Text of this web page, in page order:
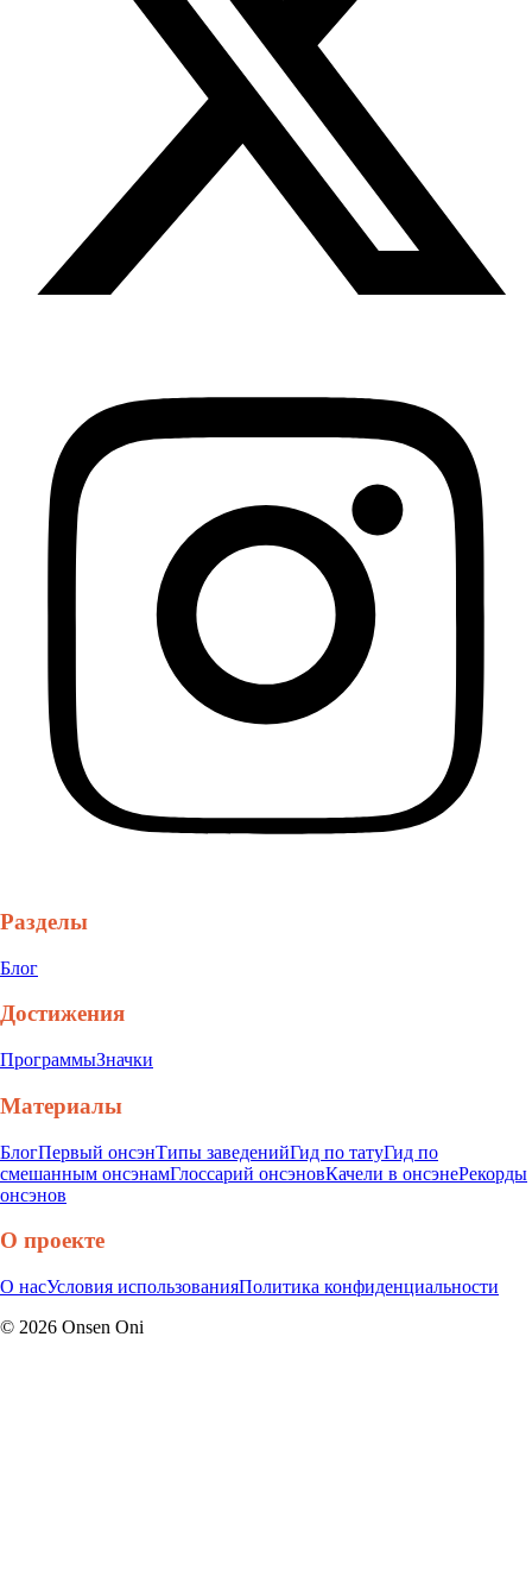
Разделы
Блог
Достижения
ПрограммыЗначки
Материалы
БлогПервый онсэнТипы заведенийГид по татуГид по
смешанным онсэнамГлоссарий онсэновКачели в онсэнеРекорды
онсэнов
О проекте
О насУсловия использованияПолитика конфиденциальности
© 2026 Onsen Oni